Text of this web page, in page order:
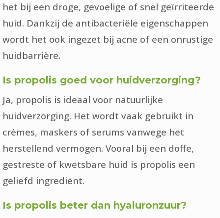
het bij een droge, gevoelige of snel geïrriteerde
huid. Dankzij de antibacteriële eigenschappen
wordt het ook ingezet bij acne of een onrustige
huidbarrière.
Is propolis goed voor huidverzorging?
Ja, propolis is ideaal voor natuurlijke
huidverzorging. Het wordt vaak gebruikt in
crèmes, maskers of serums vanwege het
herstellend vermogen. Vooral bij een doffe,
gestreste of kwetsbare huid is propolis een
geliefd ingrediënt.
Is propolis beter dan hyaluronzuur?